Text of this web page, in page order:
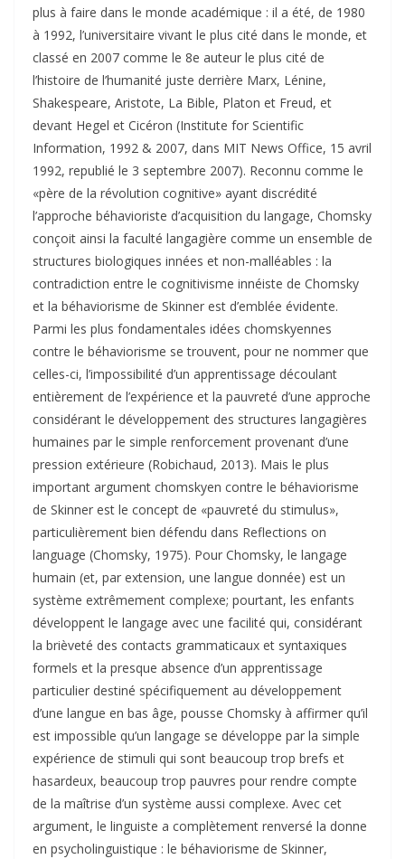
plus à faire dans le monde académique : il a été, de 1980
à 1992, l’universitaire vivant le plus cité dans le monde, et
classé en 2007 comme le 8e auteur le plus cité de
l’histoire de l’humanité juste derrière Marx, Lénine,
Shakespeare, Aristote, La Bible, Platon et Freud, et
devant Hegel et Cicéron (Institute for Scientific
Information, 1992 & 2007, dans MIT News Office, 15 avril
1992, republié le 3 septembre 2007). Reconnu comme le
«père de la révolution cognitive» ayant discrédité
l’approche béhavioriste d’acquisition du langage, Chomsky
conçoit ainsi la faculté langagière comme un ensemble de
structures biologiques innées et non-malléables : la
contradiction entre le cognitivisme innéiste de Chomsky
et la béhaviorisme de Skinner est d’emblée évidente.
Parmi les plus fondamentales idées chomskyennes
contre le béhaviorisme se trouvent, pour ne nommer que
celles-ci, l’impossibilité d’un apprentissage découlant
entièrement de l’expérience et la pauvreté d’une approche
considérant le développement des structures langagières
humaines par le simple renforcement provenant d’une
pression extérieure (Robichaud, 2013). Mais le plus
important argument chomskyen contre le béhaviorisme
de Skinner est le concept de «pauvreté du stimulus»,
particulièrement bien défendu dans Reflections on
language (Chomsky, 1975). Pour Chomsky, le langage
humain (et, par extension, une langue donnée) est un
système extrêmement complexe; pourtant, les enfants
développent le langage avec une facilité qui, considérant
la brièveté des contacts grammaticaux et syntaxiques
formels et la presque absence d’un apprentissage
particulier destiné spécifiquement au développement
d’une langue en bas âge, pousse Chomsky à affirmer qu’il
est impossible qu’un langage se développe par la simple
expérience de stimuli qui sont beaucoup trop brefs et
hasardeux, beaucoup trop pauvres pour rendre compte
de la maîtrise d’un système aussi complexe. Avec cet
argument, le linguiste a complètement renversé la donne
en psycholinguistique : le béhaviorisme de Skinner,